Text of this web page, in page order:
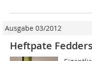
Ausgabe 03/2012
Heftpate